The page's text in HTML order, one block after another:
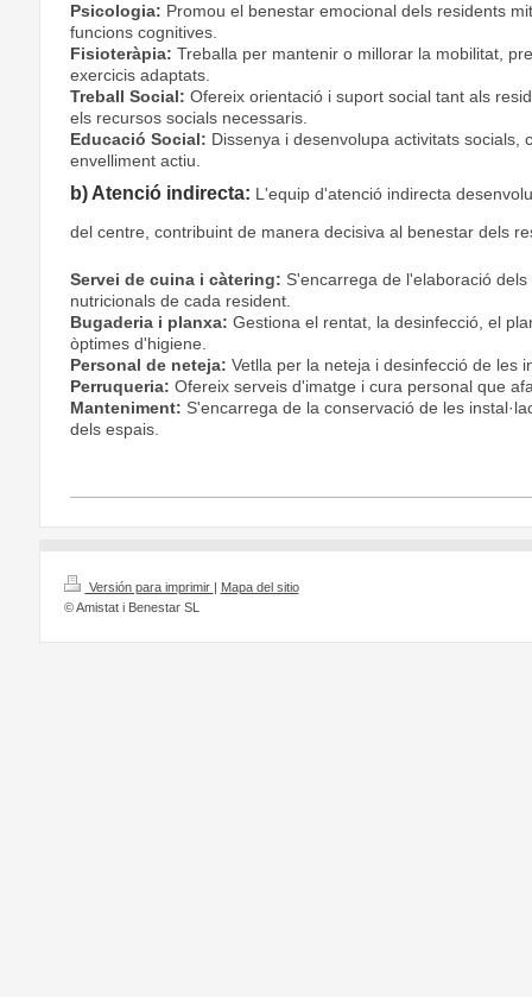
Psicologia: Promou el benestar emocional dels residents
funcions cognitives.
Fisioteràpia: Treballa per mantenir o millorar la mobilitat,
exercicis adaptats.
Treball Social: Ofereix orientació i suport social tant als
els recursos socials necessaris.
Educació Social: Dissenya i desenvolupa activitats
envelliment actiu.
b) Atenció indirecta: L'equip d'atenció indirecta
del centre, contribuint de manera decisiva al benestar dels
Servei de cuina i càtering: S'encarrega de l'elaboració
nutricionals de cada resident.
Bugaderia i planxa: Gestiona el rentat, la desinfecció, el
òptimes d'higiene.
Personal de neteja: Vetlla per la neteja i desinfecció de les
Perruqueria: Ofereix serveis d'imatge i cura personal que
Manteniment: S'encarrega de la conservació de les
dels espais.
Versión para imprimir | Mapa del sitio
© Amistat i Benestar SL